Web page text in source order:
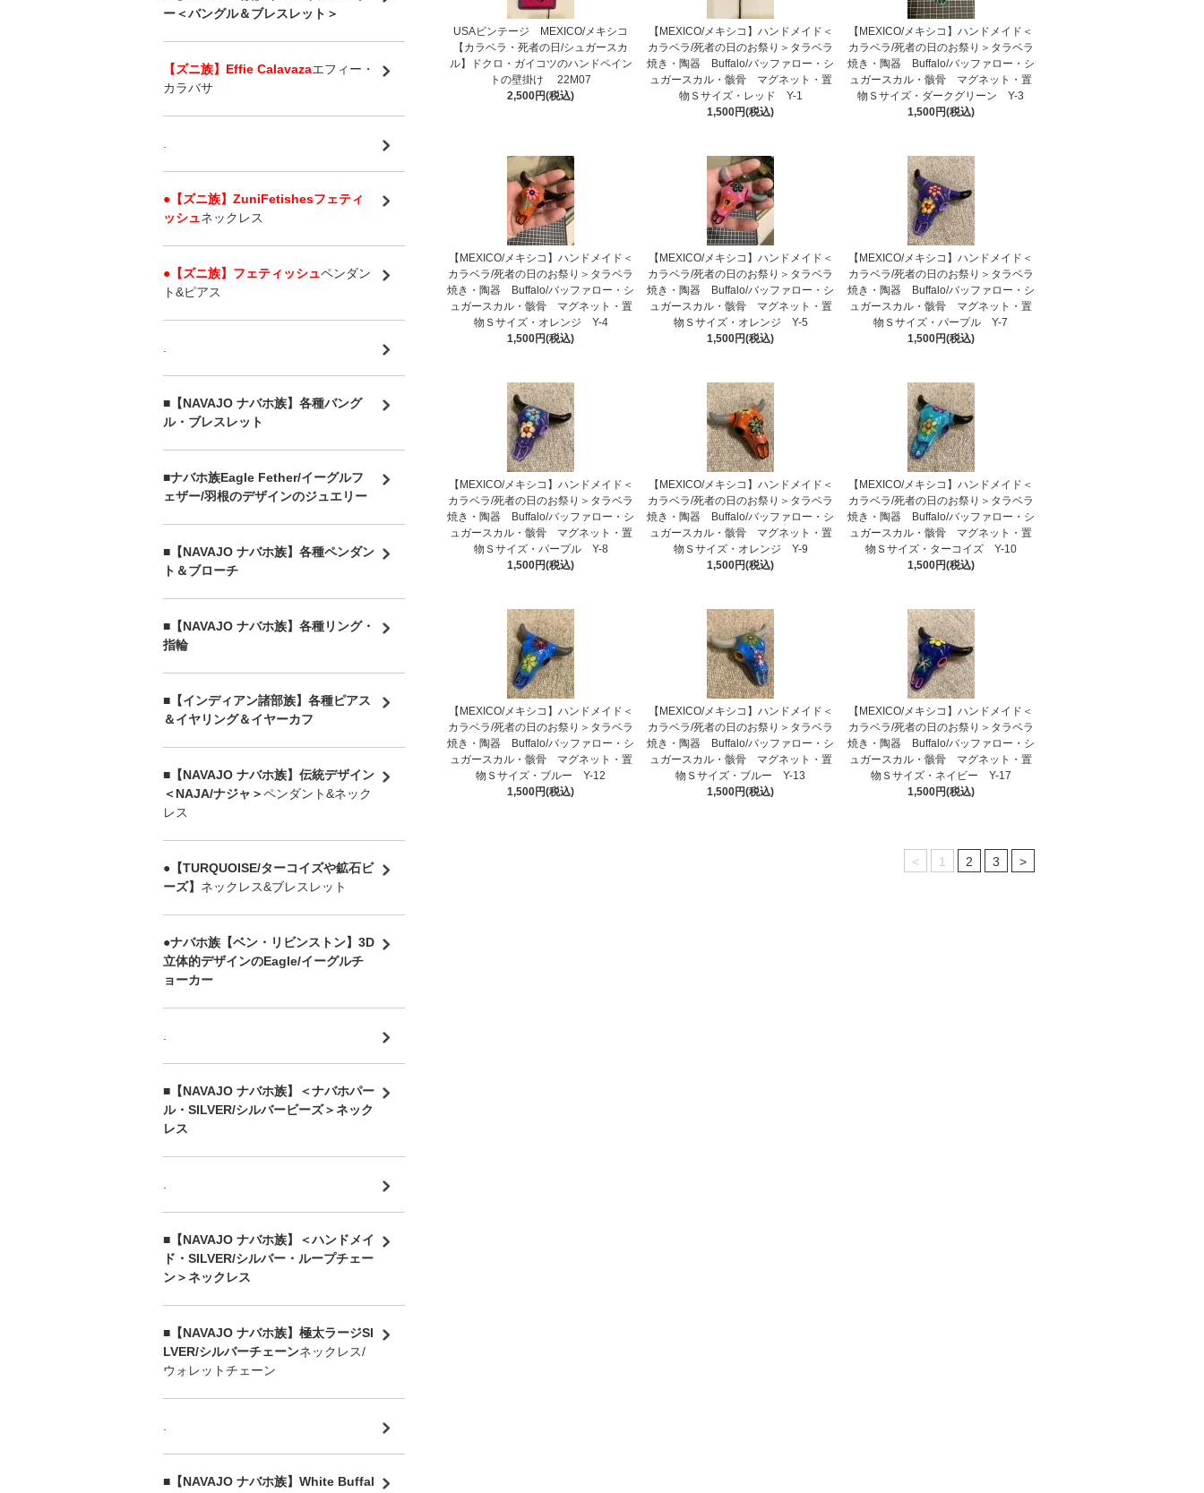
USAビンテージ MEXICO/メキシコ
【カラベラ・死者の日/シュガースカ
ル】ドクロ・ガイコツのハンドペイン
トの壁掛け 22M07
2,500円(税込)
【MEXICO/メキシコ】ハンドメイド＜
カラベラ/死者の日のお祭り＞タラベラ
焼き・陶器 Buffalo/バッファロー・シ
ュガースカル・骸骨 マグネット・置
物Ｓサイズ・レッド Y-1
1,500円(税込)
【MEXICO/メキシコ】ハンドメイド＜
カラベラ/死者の日のお祭り＞タラベラ
焼き・陶器 Buffalo/バッファロー・シ
ュガースカル・骸骨 マグネット・置
物Ｓサイズ・ダークグリーン Y-3
1,500円(税込)
【MEXICO/メキシコ】ハンドメイド＜
カラベラ/死者の日のお祭り＞タラベラ
焼き・陶器 Buffalo/バッファロー・シ
ュガースカル・骸骨 マグネット・置
物Ｓサイズ・オレンジ Y-4
1,500円(税込)
【MEXICO/メキシコ】ハンドメイド＜
カラベラ/死者の日のお祭り＞タラベラ
焼き・陶器 Buffalo/バッファロー・シ
ュガースカル・骸骨 マグネット・置
物Ｓサイズ・オレンジ Y-5
1,500円(税込)
【MEXICO/メキシコ】ハンドメイド＜
カラベラ/死者の日のお祭り＞タラベラ
焼き・陶器 Buffalo/バッファロー・シ
ュガースカル・骸骨 マグネット・置
物Ｓサイズ・パープル Y-7
1,500円(税込)
【MEXICO/メキシコ】ハンドメイド＜
カラベラ/死者の日のお祭り＞タラベラ
焼き・陶器 Buffalo/バッファロー・シ
ュガースカル・骸骨 マグネット・置
物Ｓサイズ・パープル Y-8
1,500円(税込)
【MEXICO/メキシコ】ハンドメイド＜
カラベラ/死者の日のお祭り＞タラベラ
焼き・陶器 Buffalo/バッファロー・シ
ュガースカル・骸骨 マグネット・置
物Ｓサイズ・オレンジ Y-9
1,500円(税込)
【MEXICO/メキシコ】ハンドメイド＜
カラベラ/死者の日のお祭り＞タラベラ
焼き・陶器 Buffalo/バッファロー・シ
ュガースカル・骸骨 マグネット・置
物Ｓサイズ・ターコイズ Y-10
1,500円(税込)
【MEXICO/メキシコ】ハンドメイド＜
カラベラ/死者の日のお祭り＞タラベラ
焼き・陶器 Buffalo/バッファロー・シ
ュガースカル・骸骨 マグネット・置
物Ｓサイズ・ブルー Y-12
1,500円(税込)
【MEXICO/メキシコ】ハンドメイド＜
カラベラ/死者の日のお祭り＞タラベラ
焼き・陶器 Buffalo/バッファロー・シ
ュガースカル・骸骨 マグネット・置
物Ｓサイズ・ブルー Y-13
1,500円(税込)
【MEXICO/メキシコ】ハンドメイド＜
カラベラ/死者の日のお祭り＞タラベラ
焼き・陶器 Buffalo/バッファロー・シ
ュガースカル・骸骨 マグネット・置
物Ｓサイズ・ネイビー Y-17
1,500円(税込)
< 1 2 3 >
ー＜バングル＆ブレスレット＞
【ズニ族】Effie Calavazaエフィー・
カラバサ
●【ズニ族】ZuniFetishesフェティ
ッシュネックレス
●【ズニ族】フェティッシュペンダン
ト&ピアス
■【NAVAJO ナバホ族】各種バング
ル・ブレスレット
■ナバホ族Eagle Fether/イーグルフ
ェザー/羽根のデザインのジュエリー
■【NAVAJO ナバホ族】各種ペンダン
ト＆ブローチ
■【NAVAJO ナバホ族】各種リング・
指輪
■【インディアン諸部族】各種ピアス
＆イヤリング＆イヤーカフ
■【NAVAJO ナバホ族】伝統デザイン
＜NAJA/ナジャ＞ペンダント&ネック
レス
●【TURQUOISE/ターコイズや鉱石ビ
ーズ】 ネックレス&ブレスレット
●ナバホ族【ベン・リビンストン】3D
立体的デザインのEagle/イーグルチ
ョーカー
■【NAVAJO ナバホ族】＜ナバホパー
ル・SILVER/シルバービーズ＞ネック
レス
■【NAVAJO ナバホ族】＜ハンドメイ
ド・SILVER/シルバー・ループチェー
ン＞ネックレス
■【NAVAJO ナバホ族】極太ラージSI
LVER/シルバーチェーンネックレス/
ウォレットチェーン
■【NAVAJO ナバホ族】White Buffal